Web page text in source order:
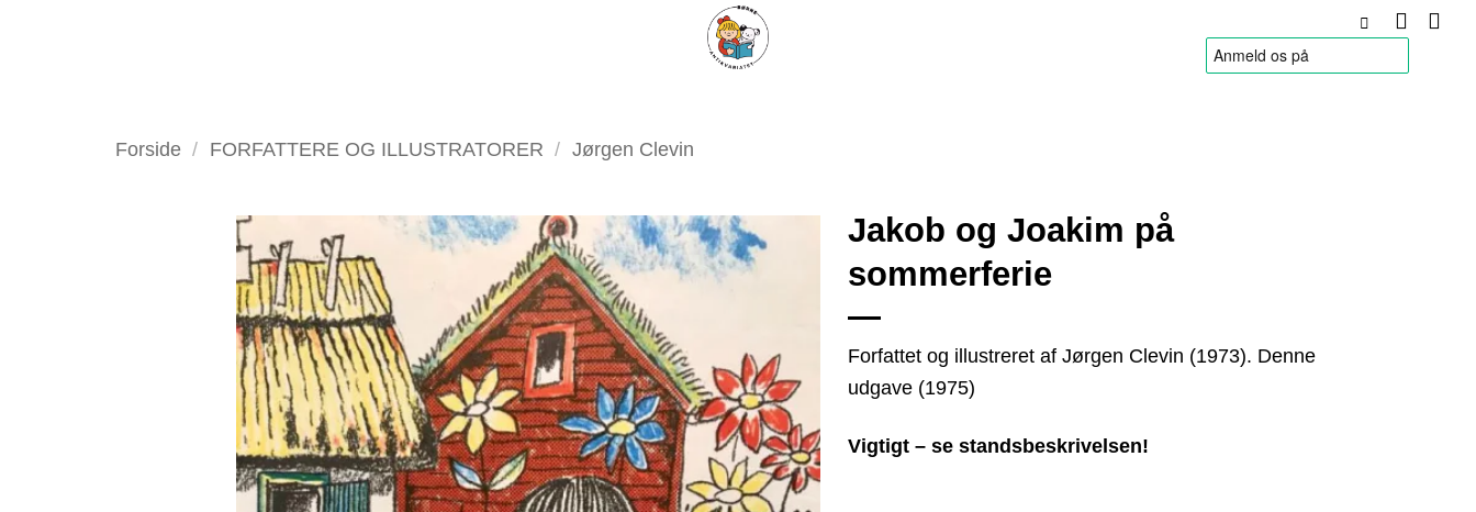
Forside / FORFATTERE OG ILLUSTRATORER / Jørgen Clevin
Jakob og Joakim på
sommerferie
Forfattet og illustreret af Jørgen Clevin (1973). Denne
udgave (1975)
Vigtigt – se standsbeskrivelsen!